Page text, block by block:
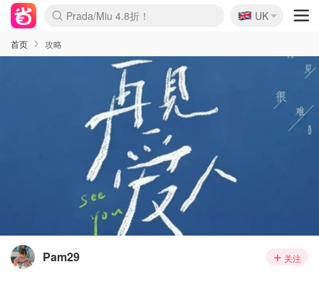
Prada/Miu 4.8折！
🇬🇧
UK
首页 攻略
Pam29 关注